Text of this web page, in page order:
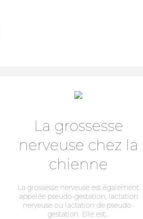
La grossesse
nerveuse chez la
chienne
La grossesse nerveuse est également
appelée pseudo-gestation, lactation
nerveuse ou lactation de pseudo-
gestation. Elle est...